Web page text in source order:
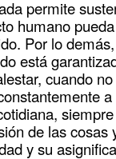
permite
humano
Por lo
está
cuando
de las cosas
y su